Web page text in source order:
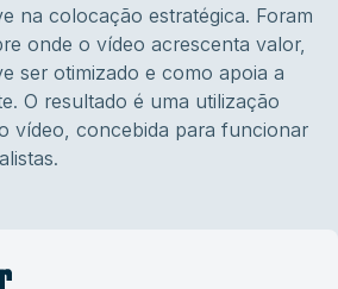
na colocação estratégica. Foram
onde o vídeo acrescenta valor,
ser otimizado e como apoia a
O resultado é uma utilização
vídeo, concebida para funcionar